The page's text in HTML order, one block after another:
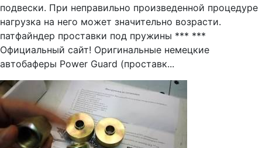
подвески. При неправильно произведенной процедуре
нагрузка на него может значительно возрасти.
патфайндер проставки под пружины *** ***
Официальный сайт! Оригинальные немецкие
автобаферы Power Guard (проставк...